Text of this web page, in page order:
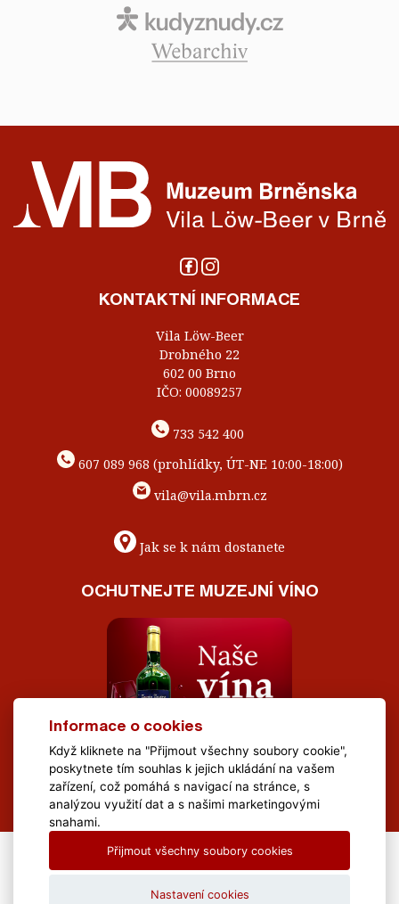
KONTAKTNÍ INFORMACE
Vila Löw-Beer
Drobného 22
602 00 Brno
IČO: 00089257
733 542 400
607 089 968 (prohlídky, ÚT-NE 10:00-18:00)
vila@vila.mbrn.cz
Jak se k nám dostanete
OCHUTNEJTE MUZEJNÍ VÍNO
All Rights Reserved Muzeum Brněnska © 2020, Webdesign by
Informace o cookies
Když kliknete na "Přijmout všechny soubory cookie",
poskytnete tím souhlas k jejich ukládání na vašem
zařízení, což pomáhá s navigací na stránce, s
analýzou využití dat a s našimi marketingovými
snahami.
Přijmout všechny soubory cookies
Nastavení cookies